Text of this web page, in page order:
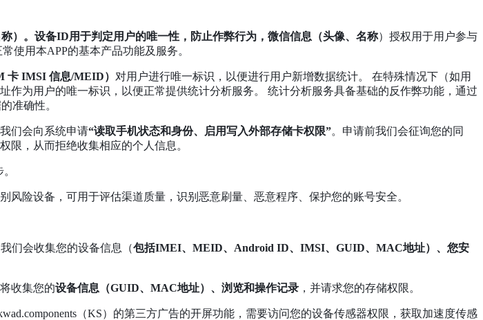
）。设备ID用于判定用户的唯一性，防止作弊行为，微信信息（头像、名称）授权用于用户参与
使用本APP的基本产品功能及服务。
IMSI 信息/MEID） 对用户进行唯一标识，以便进行用户新增数据统计。 在特殊情况下（如用
为用户的唯一标识，以便正常提供统计分析服务。 统计分析服务具备基础的反作弊功能，通过
准确性。
们会向系统申请“读取手机状态和身份、启用写入外部存储卡权限”。申请前我们会征询您的同
限，从而拒绝收集相应的个人信息。
险设备，可用于评估渠道质量，识别恶意刷量、恶意程序、保护您的账号安全。
们会收集您的设备信息（包括IMEI、MEID、Android ID、IMSI、GUID、MAC地址）、您安
收集您的设备信息（GUID、MAC地址）、浏览和操作记录 ，并请求您的存储权限。
（KS）的第三方广告的开屏功能，需要访问您的设备传感器权限，获取加速度传感